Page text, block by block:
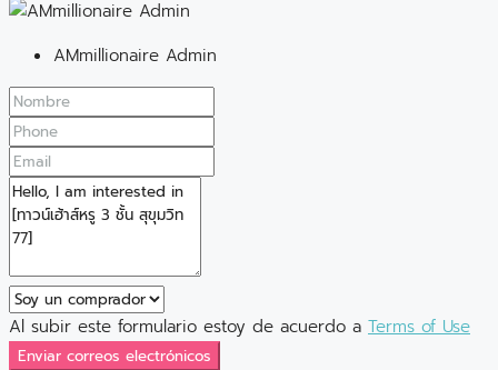
AMmillionaire Admin
Al subir este formulario estoy de acuerdo a Terms of Use
Enviar correos electrónicos